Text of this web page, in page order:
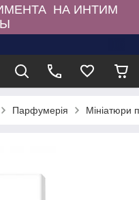
НА ИНТИМ
Парфумерія Мініатюри